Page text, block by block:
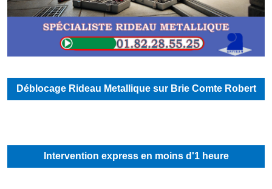
Déblocage Rideau Metallique sur Brie Comte Robert
Intervention express en moins d'1 heure